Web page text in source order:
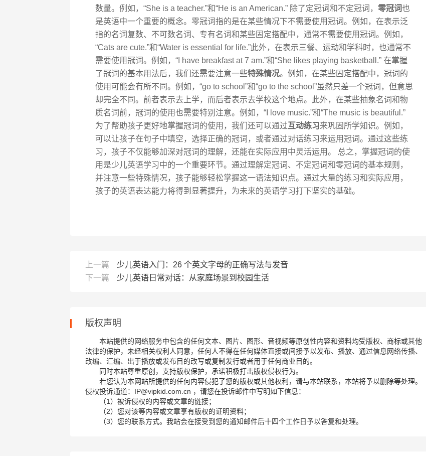
数量。例如，“She is a teacher.”和“He is an American.” 除了定冠词和不定冠词， 零冠词也
是英语中一个重要的概念。零冠词指的是在某些情况下不需要使用冠词。例如，在表示泛
指的名词复数、不可数名词、专有名词和某些固定搭配中，通常不需要使用冠词。例如，
“Cats are cute.”和“Water is essential for life.”此外，在表示三餐、运动和学科时，也通常不
需要使用冠词。例如，“I have breakfast at 7 am.”和“She likes playing basketball.” 在掌握
了冠词的基本用法后，我们还需要注意一些特殊情况。例如，在某些固定搭配中，冠词的
使用可能会有所不同。例如，“go to school”和“go to the school”虽然只差一个冠词，但意思
却完全不同。前者表示去上学，而后者表示去学校这个地点。此外，在某些抽象名词和物
质名词前，冠词的使用也需要特别注意。例如，“I love music.”和“The music is beautiful.”
为了帮助孩子更好地掌握冠词的使用，我们还可以通过互动练习来巩固所学知识。例如，
可以让孩子在句子中填空，选择正确的冠词，或者通过对话练习来运用冠词。通过这些练
习，孩子不仅能够加深对冠词的理解，还能在实际应用中灵活运用。 总之，掌握冠词的使
用是少儿英语学习中的一个重要环节。通过理解定冠词、不定冠词和零冠词的基本规则，
并注意一些特殊情况，孩子能够轻松掌握这一语法知识点。通过大量的练习和实际应用，
孩子的英语表达能力将得到显著提升，为未来的英语学习打下坚实的基础。
上一篇
少儿英语入门：26 个英文字母的正确写法与发音
下一篇
少儿英语日常对话：从家庭场景到校园生活
版权声明
本站提供的网络服务中包含的任何文本、图片、图形、音视频等原创性内容和资料均受版权、商标或其他
法律的保护，未经相关权利人同意，任何人不得在任何媒体直接或间接予以发布、播放、通过信息网络传播、
改编、汇编、出于播放或发布目的改写或复制发行或者用于任何商业目的。
同时本站尊重原创，支持版权保护，承诺积极打击版权侵权行为。
若您认为本网站所提供的任何内容侵犯了您的版权或其他权利，请与本站联系，本站将予以删除等处理。
侵权投诉通道：IP@vipkid.com.cn ，请您在投诉邮件中写明如下信息：
（1）被诉侵权的内容或文章的链接；
（2）您对该等内容或文章享有版权的证明资料；
（3）您的联系方式。我站会在接受到您的通知邮件后十四个工作日予以答复和处理。